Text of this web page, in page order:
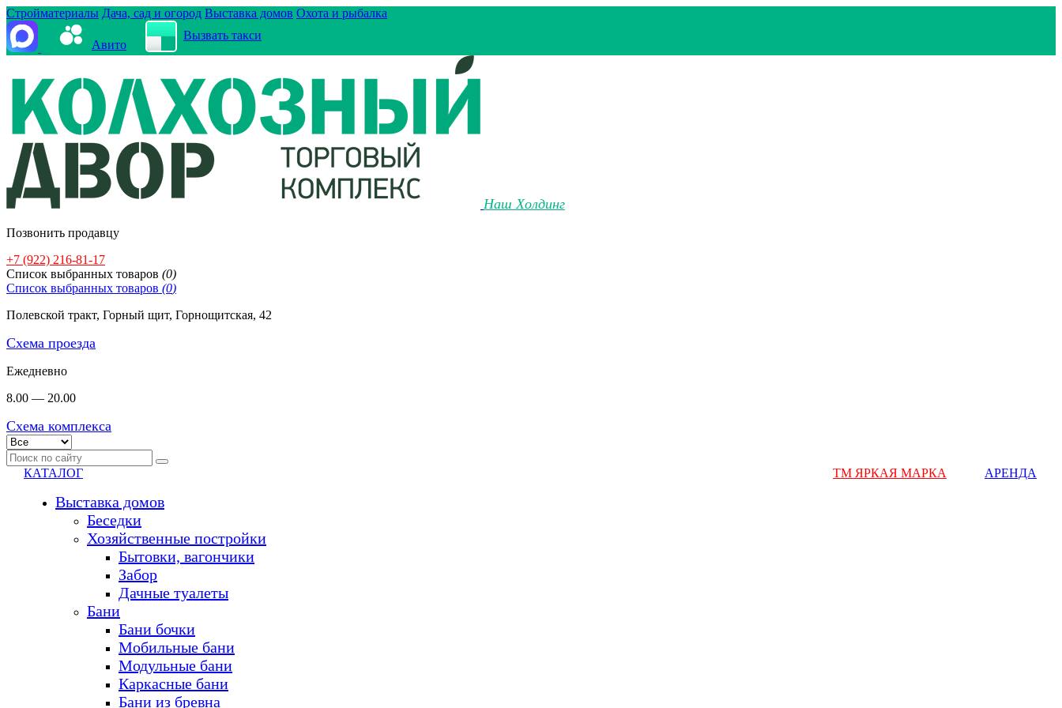
Стройматериалы Дача, сад и огород Выставка домов Охота и рыбалка
Авито
Вызвать такси
Наш Холдинг
Позвонить продавцу
+7 (922) 216-81-17
Cписок выбранных товаров (0)
Cписок выбранных товаров (0)
Полевской тракт, Горный щит, Горнощитская, 42
Схема проезда
Ежедневно
8.00 — 20.00
Схема комплекса
КАТАЛОГ
Выставка домов
Беседки
Хозяйственные постройки
Бытовки, вагончики
Забор
Дачные туалеты
Бани
Бани бочки
Мобильные бани
Модульные бани
Каркасные бани
Бани из бревна
ТМ ЯРКАЯ МАРКА АРЕНДА